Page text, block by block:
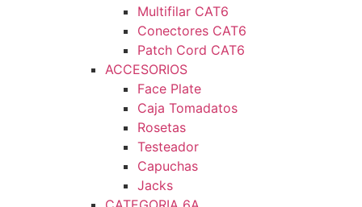
Multifilar CAT6
Conectores CAT6
Patch Cord CAT6
ACCESORIOS
Face Plate
Caja Tomadatos
Rosetas
Testeador
Capuchas
Jacks